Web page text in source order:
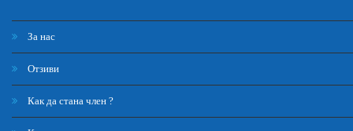
За нас
Отзиви
Как да стана член ?